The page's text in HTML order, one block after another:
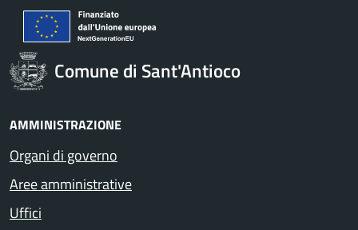
Comune di Sant'Antioco
AMMINISTRAZIONE
Organi di governo
Aree amministrative
Uffici